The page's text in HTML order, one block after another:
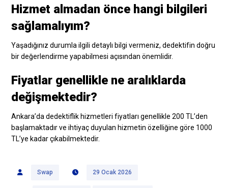
Hizmet almadan önce hangi bilgileri
sağlamalıyım?
Yaşadığınız durumla ilgili detaylı bilgi vermeniz, dedektifin doğru
bir değerlendirme yapabilmesi açısından önemlidir.
Fiyatlar genellikle ne aralıklarda
değişmektedir?
Ankara’da dedektiflik hizmetleri fiyatları genellikle 200 TL’den
başlamaktadır ve ihtiyaç duyulan hizmetin özelliğine göre 1000
TL’ye kadar çıkabilmektedir.
Swap 29 Ocak 2026